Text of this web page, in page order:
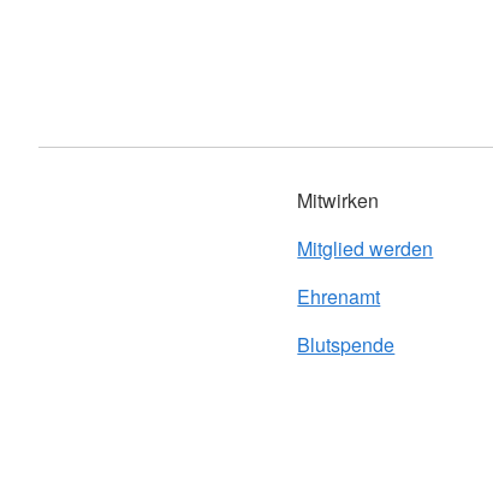
Mitwirken
Mitglied werden
Ehrenamt
Blutspende